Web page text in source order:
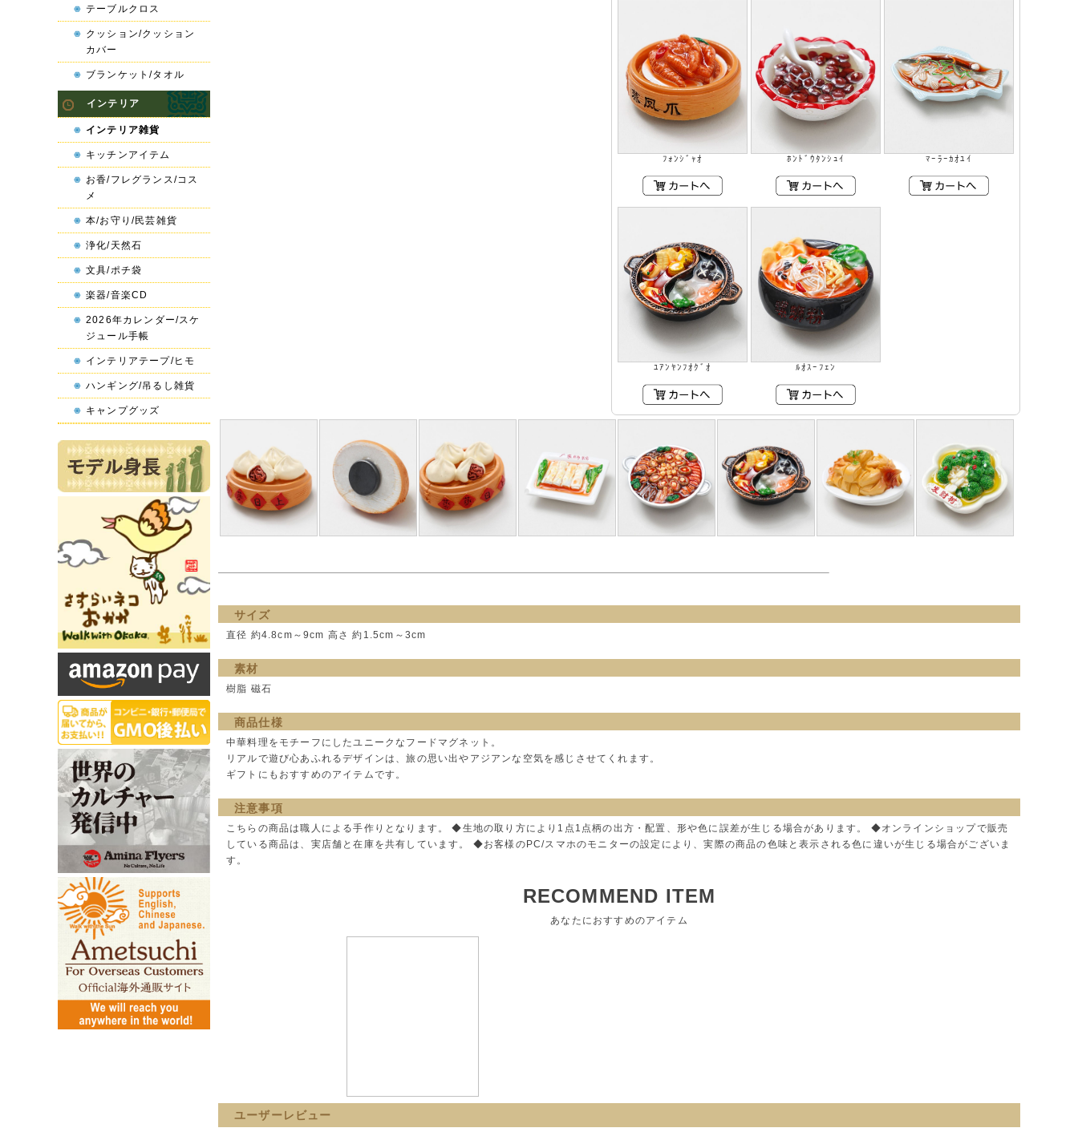
ﾌｫﾝｼﾞｬｵ ﾎﾝﾄﾞｳﾀﾝｼｭｲ ﾏｰﾗｰｶｵﾕｲ
ﾕｱﾝﾔﾝﾌｵｸﾞｵ ﾙｵｽｰﾌｪﾝ
サイズ
直径 約4.8cm～9cm 高さ 約1.5cm～3cm
素材
樹脂 磁石
商品仕様
中華料理をモチーフにしたユニークなフードマグネット。
リアルで遊び心あふれるデザインは、旅の思い出やアジアンな空気を感じさせてくれます。
ギフトにもおすすめのアイテムです。
注意事項
こちらの商品は職人による手作りとなります。 ◆生地の取り方により1点1点柄の出方・配置、形や色に誤差が生じる場合があります。 ◆オンラインショップで販売
している商品は、実店舗と在庫を共有しています。 ◆お客様のPC/スマホのモニターの設定により、実際の商品の色味と表示される色に違いが生じる場合がございま
す。
RECOMMEND ITEM
あなたにおすすめのアイテム
ユーザーレビュー
テーブルクロス
クッション/クッション
カバー
ブランケット/タオル
インテリア
インテリア雑貨
キッチンアイテム
お香/フレグランス/コス
メ
本/お守り/民芸雑貨
浄化/天然石
文具/ポチ袋
楽器/音楽CD
2026年カレンダー/スケ
ジュール手帳
インテリアテープ/ヒモ
ハンギング/吊るし雑貨
キャンプグッズ